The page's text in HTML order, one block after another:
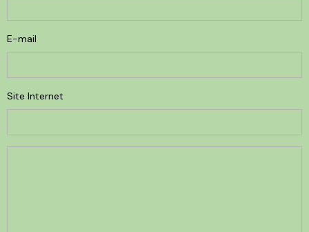
E-mail
Site Internet